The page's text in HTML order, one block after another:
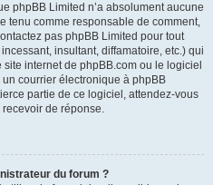
phpBB Limited n’a absolument aucune
tenu comme responsable de comment,
pas phpBB Limited pour tout
insultant, diffamatoire, etc.) qui
internet de phpBB.com ou le logiciel
courrier électronique à phpBB
partie de ce logiciel, attendez-vous
de réponse.
du forum ?